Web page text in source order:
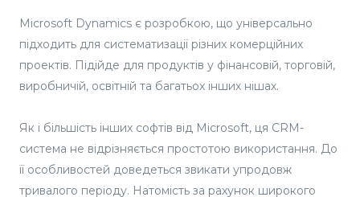
Microsoft Dynamics є розробкою, що універсально
підходить для систематизації різних комерційних
проектів. Підійде для продуктів у фінансовій, торговій,
виробничій, освітній та багатьох інших нішах.
Як і більшість інших софтів від Microsoft, ця CRM-
система не відрізняється простотою використання. До
її особливостей доведеться звикати упродовж
тривалого періоду. Натомість за рахунок широкого